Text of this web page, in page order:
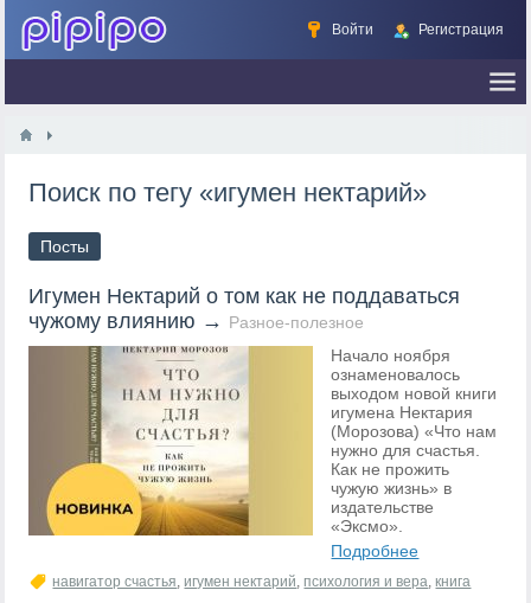
Войти Регистрация
Поиск по тегу «игумен нектарий»
Посты
Игумен Нектарий о том как не поддаваться
чужому влиянию → Разное-полезное
Начало ноября
ознаменовалось
выходом новой книги
игумена Нектария
(Морозова) «Что нам
нужно для счастья.
Как не прожить
чужую жизнь» в
издательстве
«Эксмо».
Подробнее
навигатор счастья, игумен нектарий, психология и вера,книга